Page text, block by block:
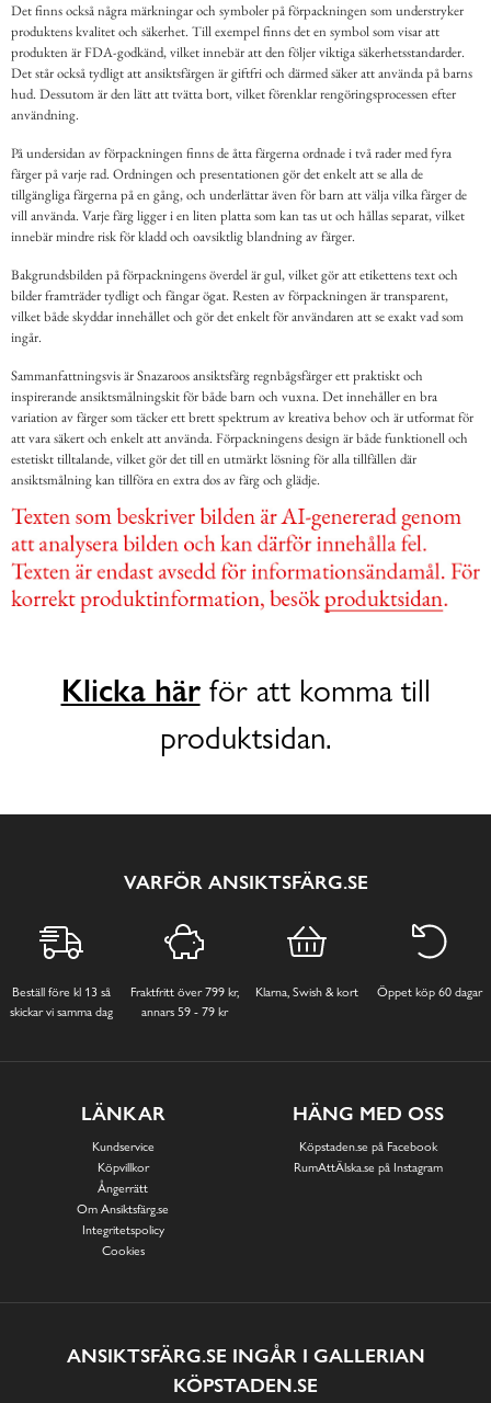
Det finns också några märkningar och symboler på förpackningen som understryker
produktens kvalitet och säkerhet. Till exempel finns det en symbol som visar att
produkten är FDA-godkänd, vilket innebär att den följer viktiga säkerhetsstandarder.
Det står också tydligt att ansiktsfärgen är giftfri och därmed säker att använda på barns
hud. Dessutom är den lätt att tvätta bort, vilket förenklar rengöringsprocessen efter
användning.
På undersidan av förpackningen finns de åtta färgerna ordnade i två rader med fyra
färger på varje rad. Ordningen och presentationen gör det enkelt att se alla de
tillgängliga färgerna på en gång, och underlättar även för barn att välja vilka färger de
vill använda. Varje färg ligger i en liten platta som kan tas ut och hållas separat, vilket
innebär mindre risk för kladd och oavsiktlig blandning av färger.
Bakgrundsbilden på förpackningens överdel är gul, vilket gör att etikettens text och
bilder framträder tydligt och fångar ögat. Resten av förpackningen är transparent,
vilket både skyddar innehållet och gör det enkelt för användaren att se exakt vad som
ingår.
Sammanfattningsvis är Snazaroos ansiktsfärg regnbågsfärger ett praktiskt och
inspirerande ansiktsmålningskit för både barn och vuxna. Det innehåller en bra
variation av färger som täcker ett brett spektrum av kreativa behov och är utformat för
att vara säkert och enkelt att använda. Förpackningens design är både funktionell och
estetiskt tilltalande, vilket gör det till en utmärkt lösning för alla tillfällen där
ansiktsmålning kan tillföra en extra dos av färg och glädje.
Klicka härför att komma till
produktsidan.
VARFÖR ANSIKTSFÄRG.SE
Beställ före kl 13 så
skickar vi samma dag
Fraktfritt över 799 kr,
annars 59 - 79 kr
Klarna, Swish & kort Öppet köp 60 dagar
LÄNKAR
Kundservice
Köpvillkor
Ångerrätt
Om Ansiktsfärg.se
Integritetspolicy
Cookies
HÄNG MED OSS
Köpstaden.se på Facebook
RumAttÄlska.se på Instagram
ANSIKTSFÄRG.SE INGÅR I GALLERIAN
KÖPSTADEN.SE